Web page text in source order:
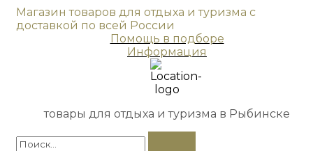
Магазин товаров для отдыха и туризма с
доставкой по всей России
Помощь в подборе
Информация
товары для отдыха и туризма в Рыбинске